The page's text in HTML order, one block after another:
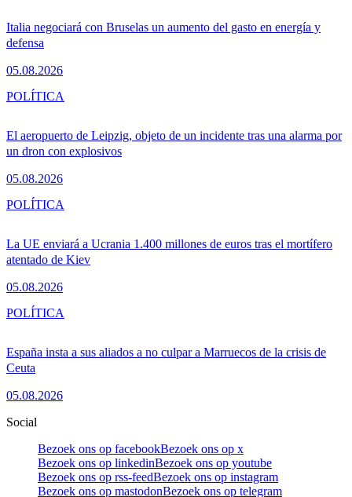
Italia negociará con Bruselas un aumento del gasto en energía y
defensa
05.08.2026
El aeropuerto de Leipzig, objeto de un incidente tras una alarma por
un dron con explosivos
05.08.2026
POLÍTICA
La UE enviará a Ucrania 1.400 millones de euros tras el mortífero
atentado de Kiev
05.08.2026
POLÍTICA
España insta a sus aliados a no culpar a Marruecos de la crisis de
Ceuta
05.08.2026
POLÍTICA
Social
Bezoek ons op facebookBezoek ons op x
Bezoek ons op linkedinBezoek ons op youtube
Bezoek ons op rss-feedBezoek ons op instagram
Bezoek ons op mastodonBezoek ons op telegram